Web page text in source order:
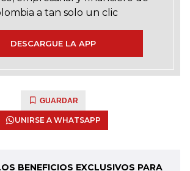
a tan solo un clic
DESCARGUE LA APP
GUARDAR
UNIRSE A WHATSAPP
BENEFICIOS EXCLUSIVOS PARA